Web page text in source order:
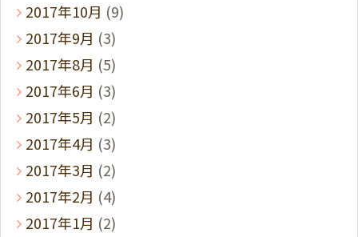
2017年10月 (9)
2017年9月 (3)
2017年8月 (5)
2017年6月 (3)
2017年5月 (2)
2017年4月 (3)
2017年3月 (2)
2017年2月 (4)
2017年1月 (2)